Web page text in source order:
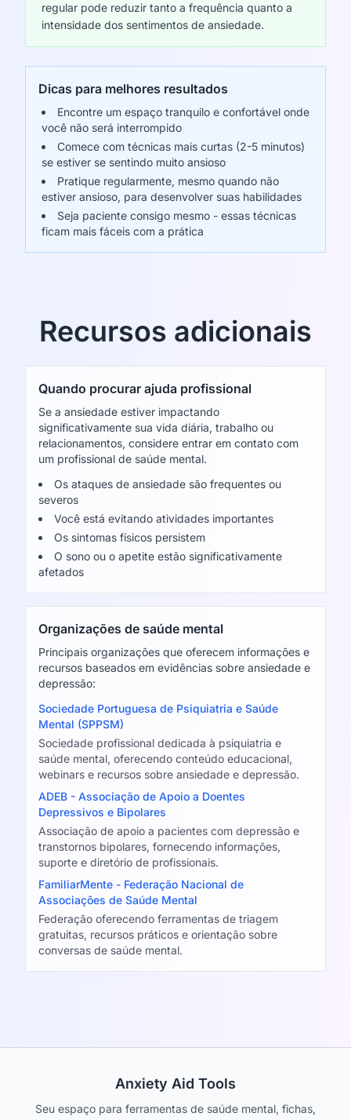
regular pode reduzir tanto a frequência quanto a
intensidade dos sentimentos de ansiedade.
Dicas para melhores resultados
Encontre um espaço tranquilo e confortável onde
você não será interrompido
Comece com técnicas mais curtas (2-5 minutos)
se estiver se sentindo muito ansioso
Pratique regularmente, mesmo quando não
estiver ansioso, para desenvolver suas habilidades
Seja paciente consigo mesmo - essas técnicas
ficam mais fáceis com a prática
Recursos adicionais
Quando procurar ajuda profissional
Se a ansiedade estiver impactando
significativamente sua vida diária, trabalho ou
relacionamentos, considere entrar em contato com
um profissional de saúde mental.
Os ataques de ansiedade são frequentes ou
severos
Você está evitando atividades importantes
Os sintomas físicos persistem
O sono ou o apetite estão significativamente
afetados
Organizações de saúde mental
Principais organizações que oferecem informações e
recursos baseados em evidências sobre ansiedade e
depressão:
Sociedade Portuguesa de Psiquiatria e Saúde
Mental (SPPSM)
Sociedade profissional dedicada à psiquiatria e
saúde mental, oferecendo conteúdo educacional,
webinars e recursos sobre ansiedade e depressão.
ADEB - Associação de Apoio a Doentes
Depressivos e Bipolares
Associação de apoio a pacientes com depressão e
transtornos bipolares, fornecendo informações,
suporte e diretório de profissionais.
FamiliarMente - Federação Nacional de
Associações de Saúde Mental
Federação oferecendo ferramentas de triagem
gratuitas, recursos práticos e orientação sobre
conversas de saúde mental.
Anxiety Aid Tools
Seu espaço para ferramentas de saúde mental, fichas,